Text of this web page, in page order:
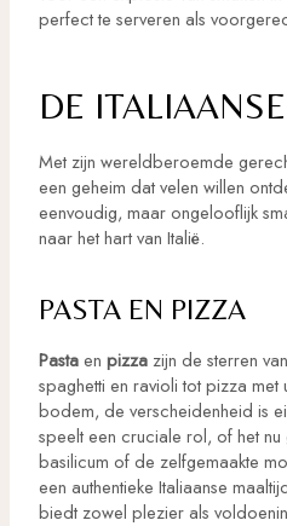
perfect te serveren als
DE
Met zijn wereldberoemde
een geheim dat velen willen
eenvoudig, maar ongelooflijk
naar het hart van Italië.
PASTA EN PIZZA
Pastaen pizzazijn de sterren
spaghetti en ravioli tot pizza
bodem, de verscheidenheid is
speelt een cruciale rol, of het
basilicum of de zelfgemaakte
een authentieke Italiaanse
biedt zowel plezier als